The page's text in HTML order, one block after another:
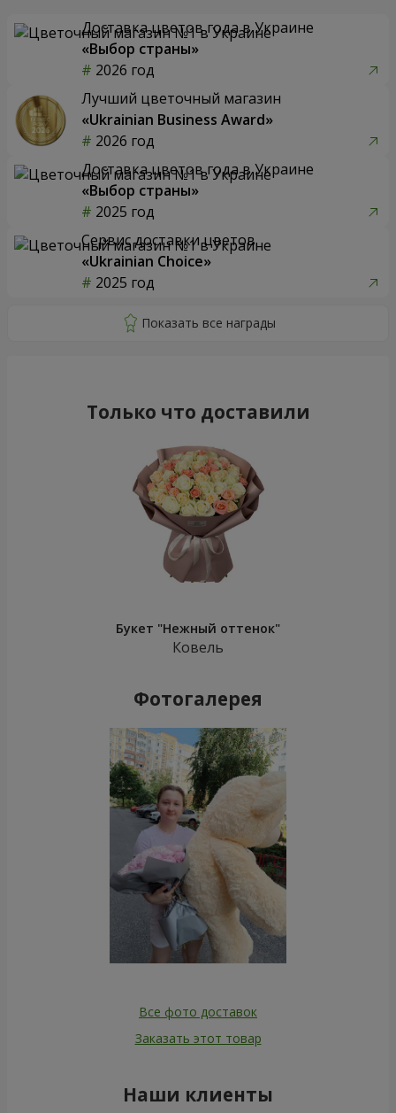
Доставка цветов года в Украине
«Выбор страны»
2026 год
Лучший цветочный магазин
«Ukrainian Business Award»
2026 год
Доставка цветов года в Украине
«Выбор страны»
2025 год
Сервис доставки цветов
«Ukrainian Choice»
2025 год
Только что доставили
Букет "Нежный оттенок"
Ковель
Фотогалерея
Все фото доставок
Заказать этот товар
Наши клиенты